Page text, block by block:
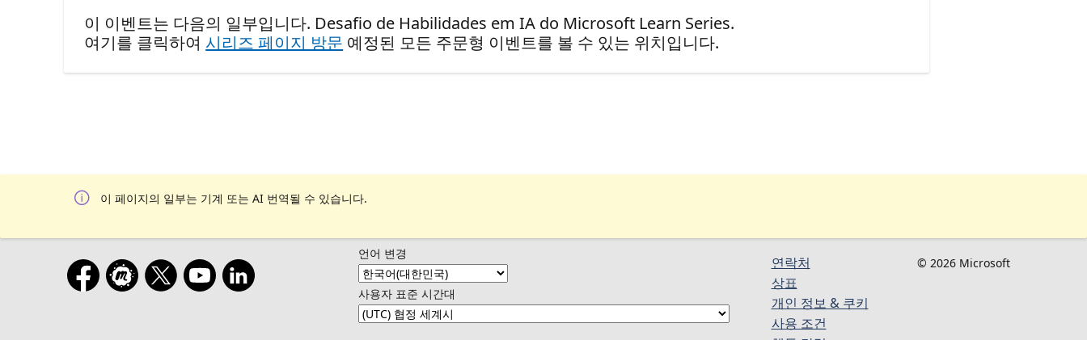
이 이벤트는 다음의 일부입니다. Desafio de Habilidades em IA do Microsoft Learn Series.
여기를 클릭하여 시리즈 페이지 방문 예정된 모든 주문형 이벤트를 볼 수 있는 위치입니다.
이 페이지의 일부는 기계 또는 AI 번역될 수 있습니다.
언어 변경
사용자 표준 시간대
연락처
상표
개인 정보 & 쿠키
사용 조건
© 2026 Microsoft